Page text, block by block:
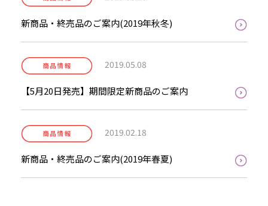
新商品・終売品のご案内(2019年秋冬)
2019.05.08
【5月20日発売】期間限定新商品のご案内
2019.02.18
新商品・終売品のご案内(2019年春夏)